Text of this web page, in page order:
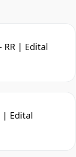
RR | Edital
| Edital